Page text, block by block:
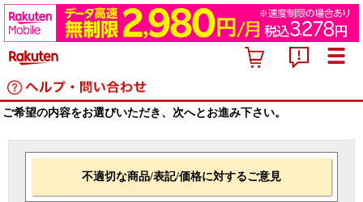
ご希望の内容をお選びいただき、次へとお進み下さい。
不適切な商品/表記/価格に対するご意見